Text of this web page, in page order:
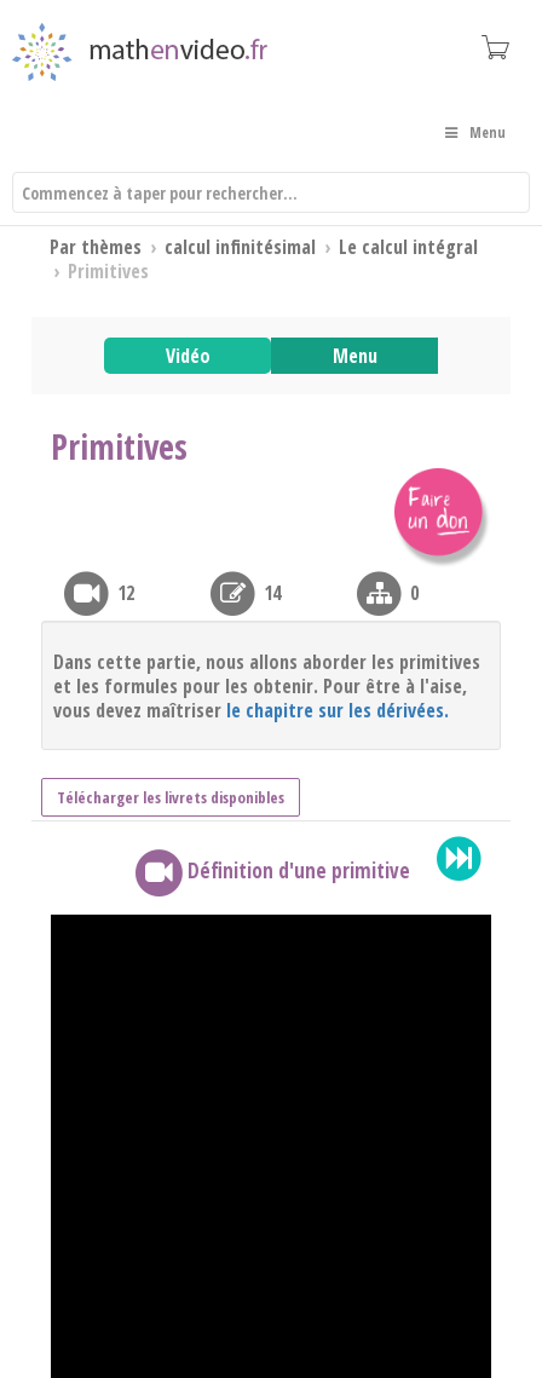
Menu
Par thèmes › calcul infinitésimal › Le calcul intégral
› Primitives
Vidéo Menu
Primitives
12 14 0
Dans cette partie, nous allons aborder les primitives
et les formules pour les obtenir. Pour être à l'aise,
vous devez maîtriser le chapitre sur les dérivées.
Télécharger les livrets disponibles
Définition d'une primitive